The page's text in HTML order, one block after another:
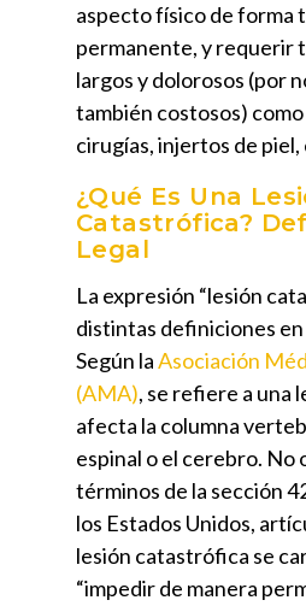
aspecto físico de forma
permanente, y requerir
largos y dolorosos (por
también costosos)
cirugías, injertos de
¿Qué Es Una
Catastrófica?
Legal
La expresión “lesión
distintas definiciones
Según laAsociación
(AMA), se refiere a una
afecta la columna
espinal o el cerebro. No
términos de la sección
los Estados Unidos,
lesión catastrófica se
“impedir de manera